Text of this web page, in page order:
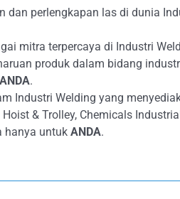
dan perlengkapan las di dunia
mitra terpercaya di Industri
produk dalam bidang
ANDA.
Industri Welding yang
& Trolley, Chemicals
hanya untuk ANDA.